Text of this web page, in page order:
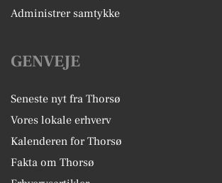
Administrer samtykke
GENVEJE
Seneste nyt fra Thorsø
Vores lokale erhverv
Kalenderen for Thorsø
Fakta om Thorsø